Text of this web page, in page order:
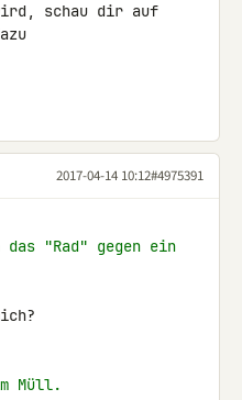
schau dir auf
2017-04-14 10:12#4975391
das "Rad" gegen ein
Müll.